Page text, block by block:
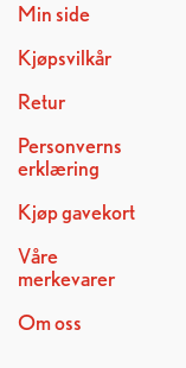
Min side
Kjøpsvilkår
Retur
Personverns
erklæring
Kjøp gavekort
Våre
merkevarer
Om oss